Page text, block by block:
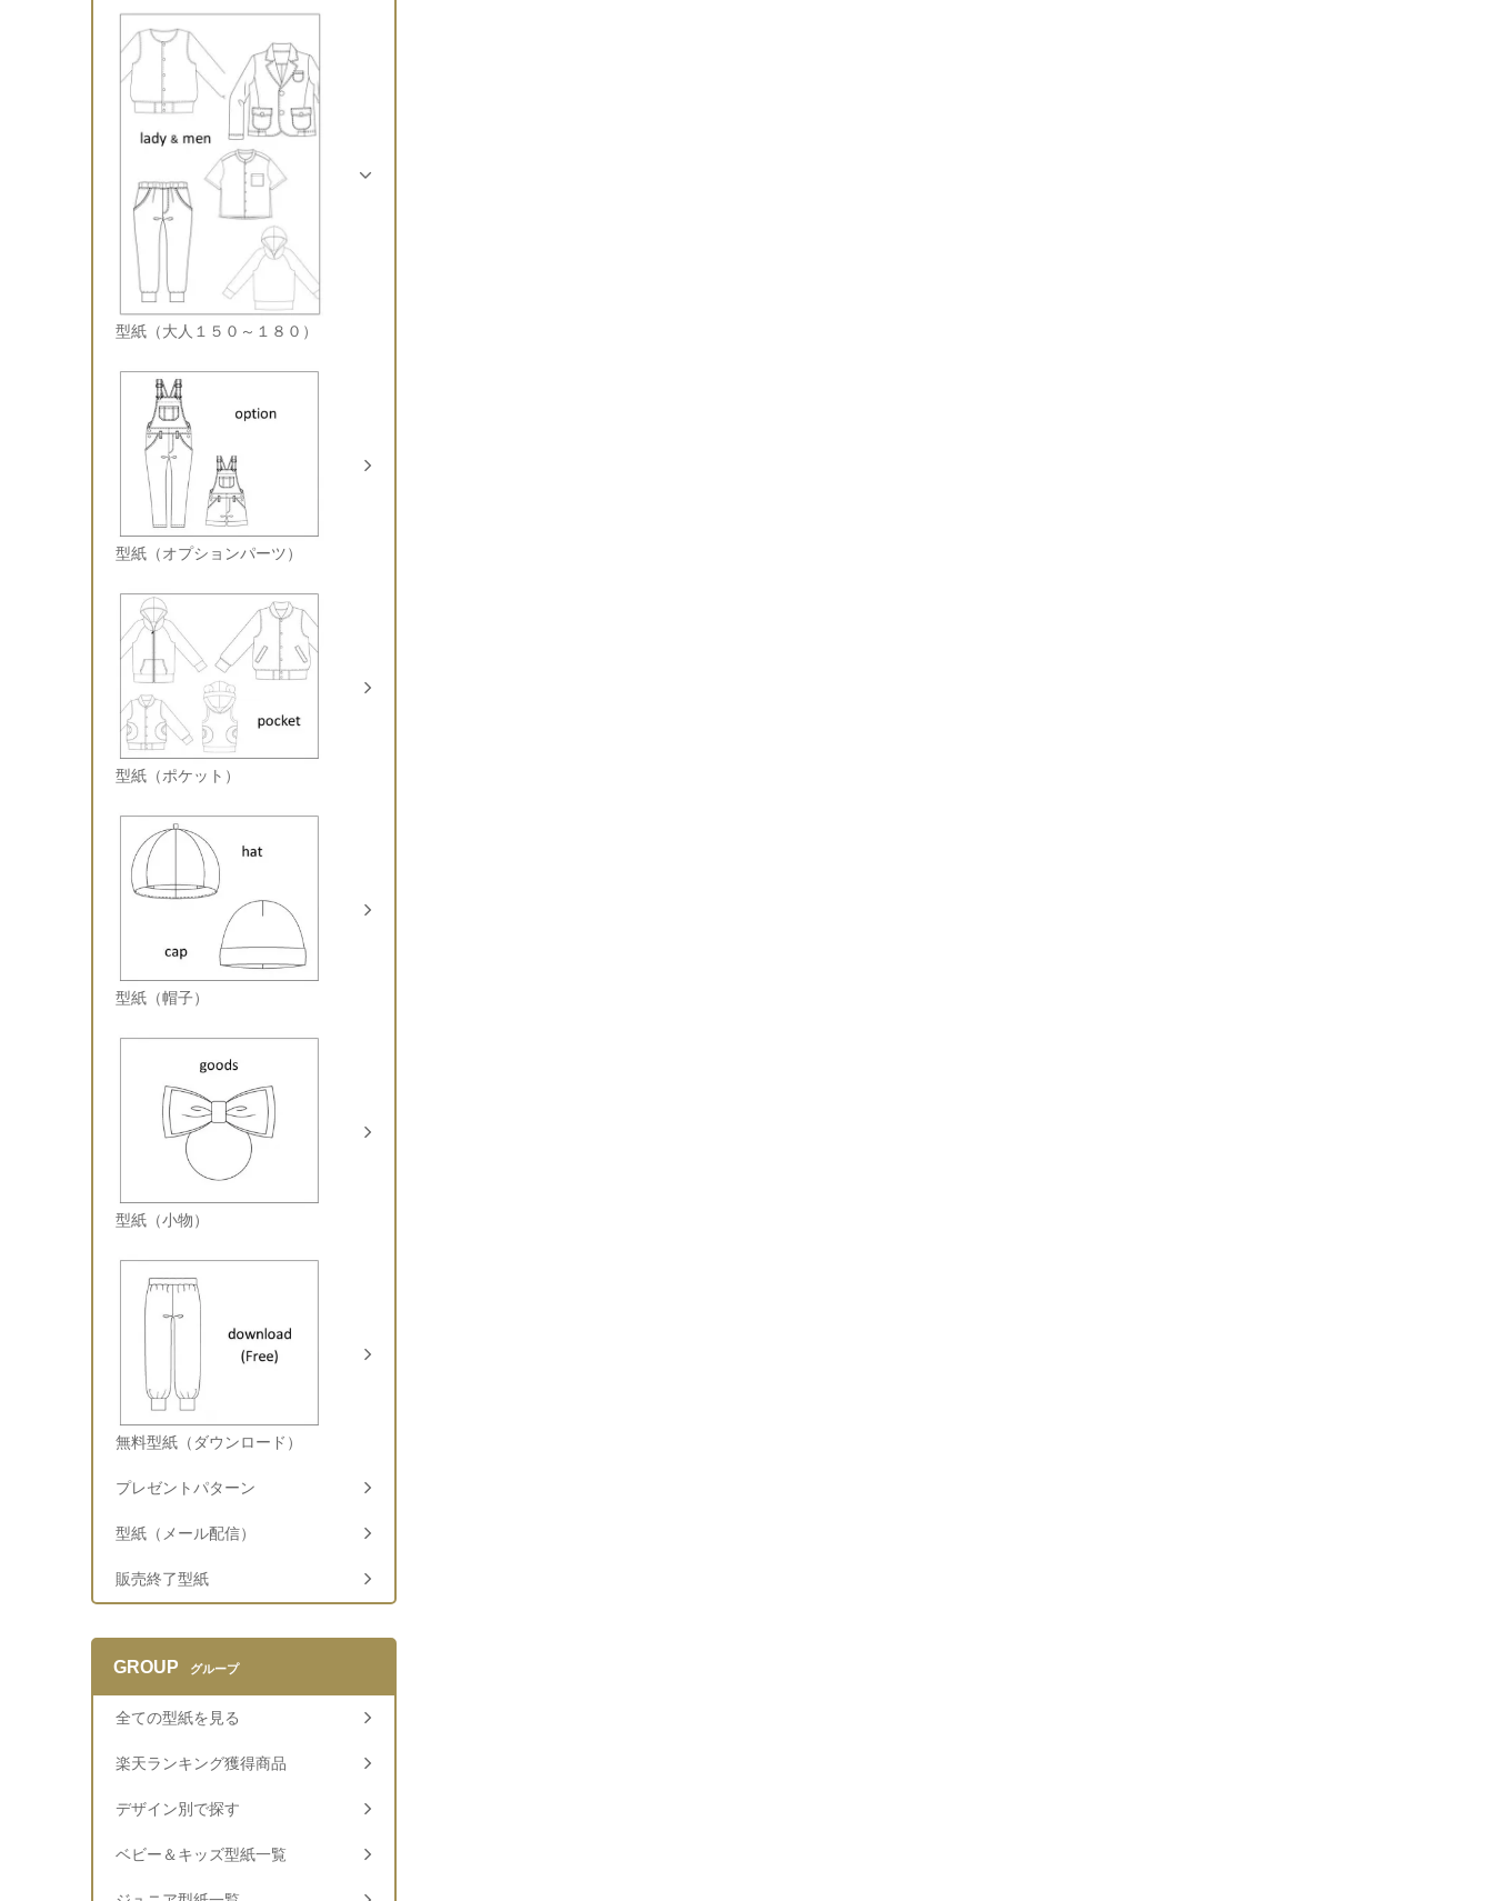
型紙（大人１５０～１８０）
型紙（オプションパーツ）
型紙（ポケット）
型紙（帽子）
型紙（小物）
無料型紙（ダウンロード）
プレゼントパターン
型紙（メール配信）
販売終了型紙
GROUP グループ
全ての型紙を見る
楽天ランキング獲得商品
デザイン別で探す
ベビー＆キッズ型紙一覧